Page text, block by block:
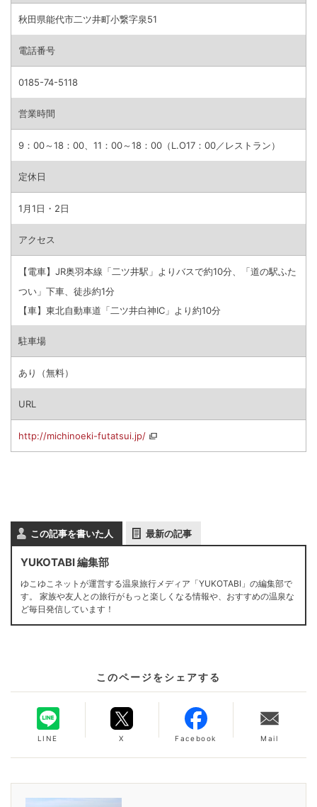
秋田県能代市二ツ井町小繋字泉51
電話番号
0185-74-5118
営業時間
9：00～18：00、11：00～18：00（L.O17：00／レストラン）
定休日
1月1日・2日
アクセス
【電車】JR奥羽本線「二ツ井駅」よりバスで約10分、「道の駅ふた
つい」下車、徒歩約1分
【車】東北自動車道「二ツ井白神IC」より約10分
駐車場
あり（無料）
URL
http://michinoeki-futatsui.jp/
この記事を書いた人 最新の記事
YUKOTABI 編集部
ゆこゆこネットが運営する温泉旅行メディア「YUKOTABI」の編集部で
す。 家族や友人との旅行がもっと楽しくなる情報や、おすすめの温泉な
ど毎日発信しています！
このページをシェアする
LINE X Facebook Mail